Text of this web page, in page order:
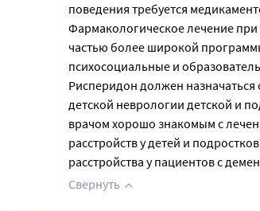
поведения требуется
Фармакологическое лечение
частью более широкой
психосоциальные и
Рисперидон должен назначаться
детской неврологии детской и
врачом хорошо знакомым с
расстройств у детей и
расстройства у пациентов с
Свернуть